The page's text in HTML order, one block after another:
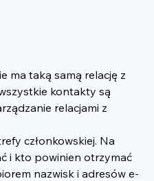
ma taką samą relację z
kontakty są
relacjami z
członkowskiej. Na
i kto powinien otrzymać
nazwisk i adresów e-